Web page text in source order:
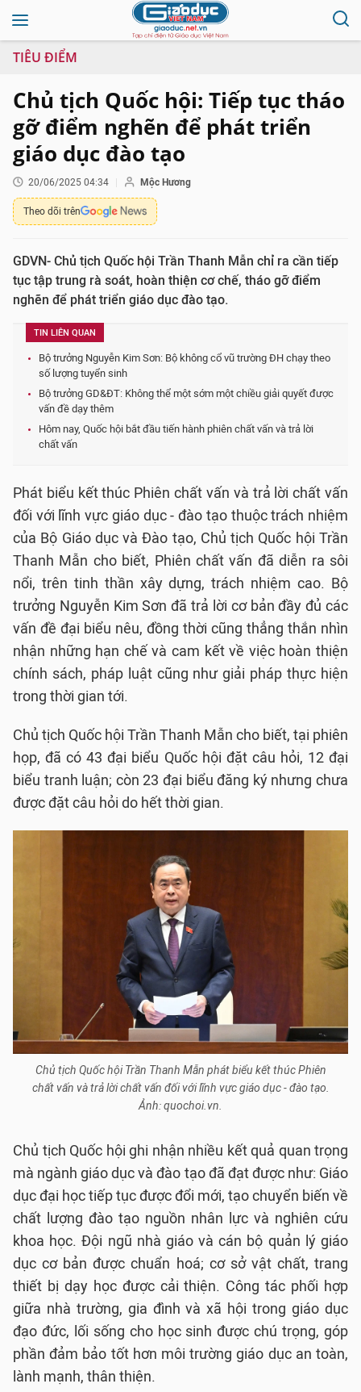
TIÊU ĐIỂM
Chủ tịch Quốc hội: Tiếp tục tháo
gỡ điểm nghẽn để phát triển
giáo dục đào tạo
20/06/2025 04:34 Mộc Hương
Theo dõi trên
GDVN- Chủ tịch Quốc hội Trần Thanh Mẫn chỉ ra cần tiếp
tục tập trung rà soát, hoàn thiện cơ chế, tháo gỡ điểm
nghẽn để phát triển giáo dục đào tạo.
TIN LIÊN QUAN
Bộ trưởng Nguyễn Kim Sơn: Bộ không cổ vũ trường ĐH chạy theo
số lượng tuyển sinh
Bộ trưởng GD&ĐT: Không thể một sớm một chiều giải quyết được
vấn đề dạy thêm
Hôm nay, Quốc hội bắt đầu tiến hành phiên chất vấn và trả lời
chất vấn
Phát biểu kết thúc Phiên chất vấn và trả lời chất vấn
đối với lĩnh vực giáo dục - đào tạo thuộc trách nhiệm
của Bộ Giáo dục và Đào tạo, Chủ tịch Quốc hội Trần
Thanh Mẫn cho biết, Phiên chất vấn đã diễn ra sôi
nổi, trên tinh thần xây dựng, trách nhiệm cao. Bộ
trưởng Nguyễn Kim Sơn đã trả lời cơ bản đầy đủ các
vấn đề đại biểu nêu, đồng thời cũng thẳng thắn nhìn
nhận những hạn chế và cam kết về việc hoàn thiện
chính sách, pháp luật cũng như giải pháp thực hiện
trong thời gian tới.
Chủ tịch Quốc hội Trần Thanh Mẫn cho biết, tại phiên
họp, đã có 43 đại biểu Quốc hội đặt câu hỏi, 12 đại
biểu tranh luận; còn 23 đại biểu đăng ký nhưng chưa
được đặt câu hỏi do hết thời gian.
Chủ tịch Quốc hội Trần Thanh Mẫn phát biểu kết thúc Phiên
chất vấn và trả lời chất vấn đối với lĩnh vực giáo dục - đào tạo.
Ảnh: quochoi.vn.
Chủ tịch Quốc hội ghi nhận nhiều kết quả quan trọng
mà ngành giáo dục và đào tạo đã đạt được như: Giáo
dục đại học tiếp tục được đổi mới, tạo chuyển biến về
chất lượng đào tạo nguồn nhân lực và nghiên cứu
khoa học. Đội ngũ nhà giáo và cán bộ quản lý giáo
dục cơ bản được chuẩn hoá; cơ sở vật chất, trang
thiết bị dạy học được cải thiện. Công tác phối hợp
giữa nhà trường, gia đình và xã hội trong giáo dục
đạo đức, lối sống cho học sinh được chú trọng, góp
phần đảm bảo tốt hơn môi trường giáo dục an toàn,
lành mạnh, thân thiện.